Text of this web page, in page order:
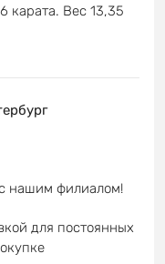
карата. Вес 13,35
нашим филиалом!
для постоянных